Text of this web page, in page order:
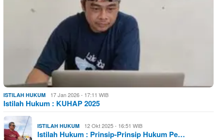
ISTILAH HUKUM 17 Jan 2026 - 17:11 WIB
Istilah Hukum : KUHAP 2025
ISTILAH HUKUM 12 Okt 2025 - 16:51 WIB
Istilah Hukum : Prinsip-Prinsip Hukum Pe…